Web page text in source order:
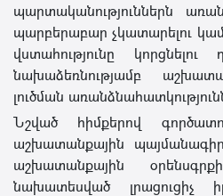
պարտականություններն
պարբերաբար չկատարելու
վստահությունը կորցնելու
նախաձեռնությամբ
լուծման
Նշված հիմքերով
աշխատանքային պայմանագիրը
աշխատանքային
նախատեսված լրացուցիչ